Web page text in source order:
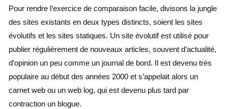
Pour rendre l’exercice de comparaison facile, divisons la jungle
des sites existants en deux types distincts, soient les sites
évolutifs et les sites statiques. Un site évolutif est utilisé pour
publier régulièrement de nouveaux articles, souvent d’actualité,
d’opinion un peu comme un journal de bord. Il est devenu très
populaire au début des années 2000 et s’appelait alors un
carnet web ou un web log, qui est devenu plus tard par
contraction un blogue.